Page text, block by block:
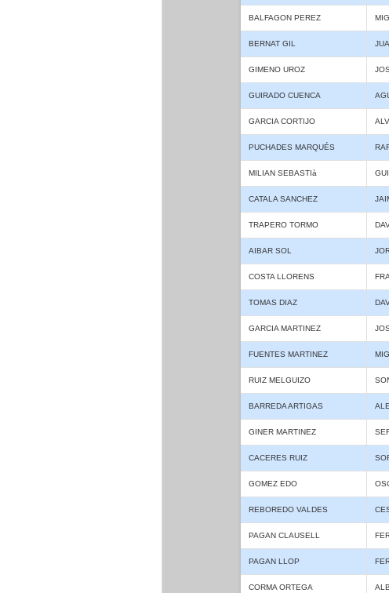
BALFAGON PEREZ
BERNAT GIL
GIMENO UROZ
GUIRADO CUENCA
GARCIA CORTIJO
PUCHADES MARQUÉS
MILIAN SEBASTIà
CATALA SANCHEZ
TRAPERO TORMO
AIBAR SOL
COSTA LLORENS
TOMAS DIAZ
GARCIA MARTINEZ
FUENTES MARTINEZ
RUIZ MELGUIZO
BARREDA ARTIGAS
GINER MARTINEZ
CACERES RUIZ
GOMEZ EDO
REBOREDO VALDES
PAGAN CLAUSELL
PAGAN LLOP
CORMA ORTEGA